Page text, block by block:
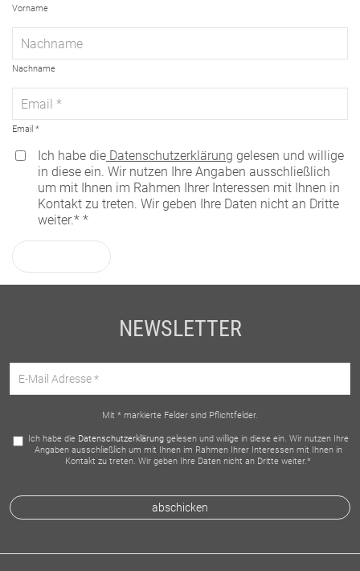
Vorname
Nachname
Email
Ich habe die Datenschutzerklärung gelesen und willige
in diese ein. Wir nutzen Ihre Angaben ausschließlich
um mit Ihnen im Rahmen Ihrer Interessen mit Ihnen in
Kontakt zu treten. Wir geben Ihre Daten nicht an Dritte
weiter.*
NEWSLETTER
Mit * markierte Felder sind Pflichtfelder.
Ich habe dieDatenschutzerklärunggelesen und willige in diese ein. Wir nutzen Ihre
Angaben ausschließlich um mit Ihnen im Rahmen Ihrer Interessen mit Ihnen in
Kontakt zu treten. Wir geben Ihre Daten nicht an Dritte weiter.*